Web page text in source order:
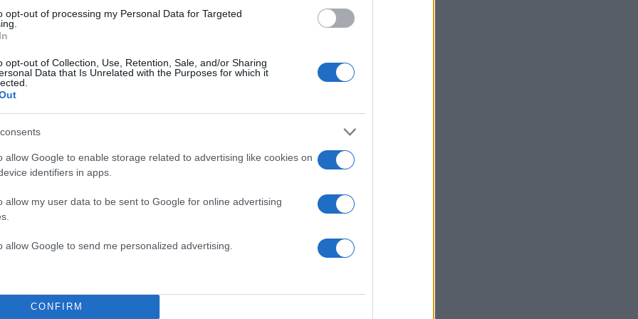
opt-out of processing my Personal Data for Targeted
opt-out of Collection, Use, Retention, Sale, and/or Sharing
Data that Is Unrelated with the Purposes for which it
allow Google to enable storage related to advertising like cookies on
identifiers in apps.
allow my user data to be sent to Google for online advertising
allow Google to send me personalized advertising.
CONFIRM
διαζύγιό της από τον Γιάννη Νταλιάνη και στις νέες
τη δική της και των παιδιών της. «Είναι δύσκολο στον
η μετάβαση, τα παιδιά να έχουν δυο σπίτια, αλλά είναι
είναι απαραίτητο».